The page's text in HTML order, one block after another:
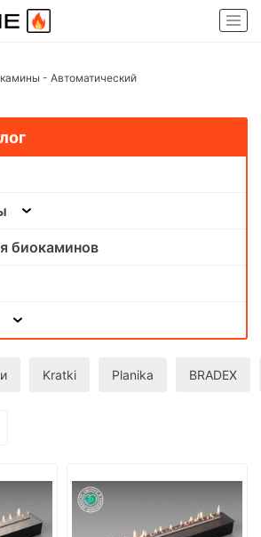
- Автоматический
биокаминов
Kratki Planika BRADEX